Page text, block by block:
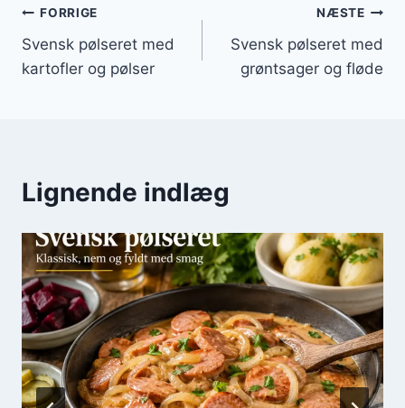
Indlægsnavigation
FORRIGE
Svensk pølseret med
kartofler og pølser
NÆSTE
Svensk pølseret med
grøntsager og fløde
Lignende indlæg